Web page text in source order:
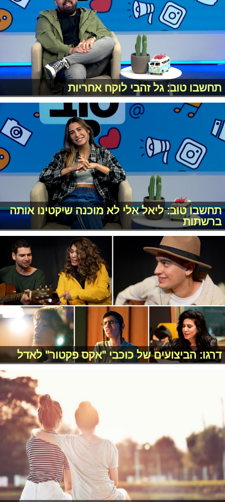
תחשבו טוב: גל זהבי לוקח אחריות
תחשבו טוב: ליאל אלי לא מוכנה שיקטינו אותה
ברשתות
דרגו: הביצועים של כוכבי "אקס פקטור" לאדל